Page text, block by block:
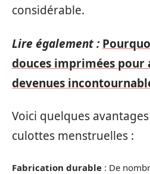
considérable.
Lire également :
douces imprimées pour
devenues
Voici quelques
culottes menstruelles :
Fabrication durable : De